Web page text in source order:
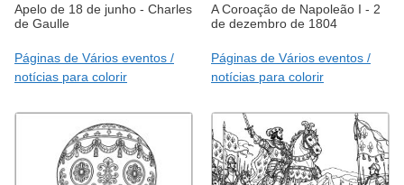
Apelo de 18 de junho - Charles
de Gaulle
Páginas de Vários eventos /
notícias para colorir
A Coroação de Napoleão I - 2
de dezembro de 1804
Páginas de Vários eventos /
notícias para colorir